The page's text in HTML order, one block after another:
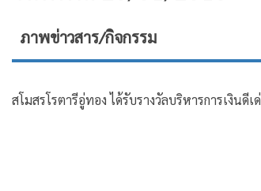
ภาพข่าวสาร/กิจกรรม
สโมสรโรตารีอู่ทอง ได้รับรางวัลบริหารการเงิน